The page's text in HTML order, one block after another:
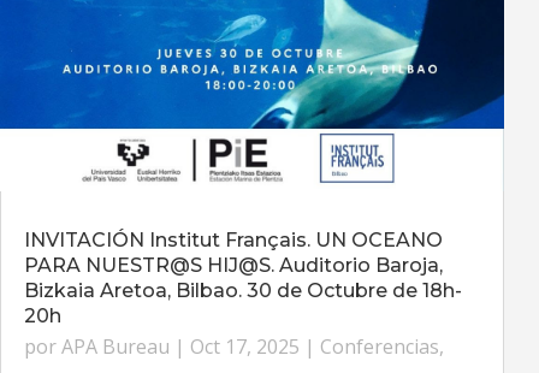
INVITACIÓN Institut Français. UN OCEANO
PARA NUESTR@S HIJ@S. Auditorio Baroja,
Bizkaia Aretoa, Bilbao. 30 de Octubre de 18h-
20h
porAPA Bureau | Oct 17, 2025 | Conferencias,